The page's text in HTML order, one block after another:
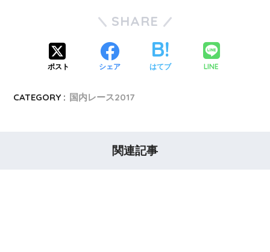
SHARE
ポスト シェア はてブ LINE
CATEGORY : 国内レース2017
関連記事